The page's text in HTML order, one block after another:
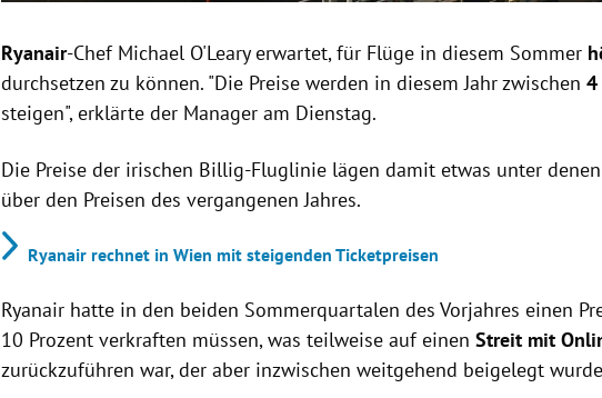
Ryanair-Chef Michael O'Leary erwartet, für Flüge in diesem Sommer
durchsetzen zu können. "Die Preise werden in diesem Jahr zwischen4
steigen", erklärte der Manager am Dienstag.
Die Preise der irischen Billig-Fluglinie lägen damit etwas unter
über den Preisen des vergangenen Jahres.
Ryanair rechnet in Wien mit steigenden Ticketpreisen
Ryanair hatte in den beiden Sommerquartalen des Vorjahres einen
10 Prozent verkraften müssen, was teilweise auf einenStreit mit
zurückzuführen war, der aber inzwischen weitgehend beigelegt